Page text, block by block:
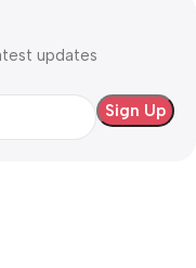
updates